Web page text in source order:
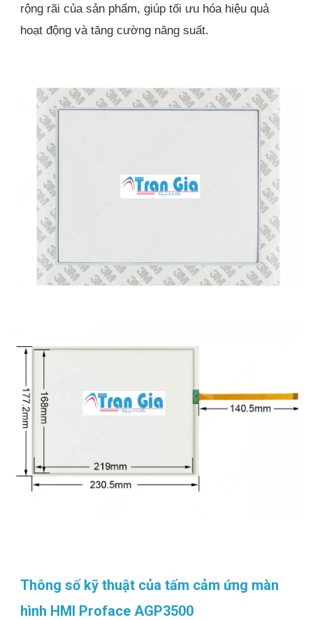
rộng rãi của sản phẩm, giúp tối ưu hóa hiệu quả
hoạt động và tăng cường năng suất.
Thông số kỹ thuật của tấm cảm ứng màn
hình HMI Proface AGP3500